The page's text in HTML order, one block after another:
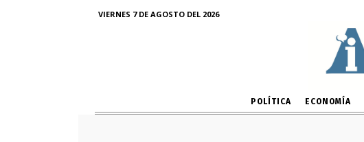
VIERNES 7 DE AGOSTO DEL 2026
POLÍTICA ECONOMÍA